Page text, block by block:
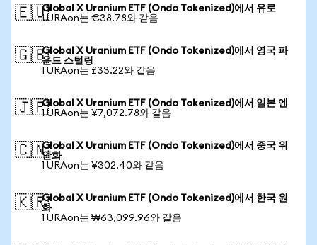
🇪🇺Global X Uranium ETF (Ondo Tokenized)에서 유로
1 URAon는 €38.78와 같음
🇬🇧Global X Uranium ETF (Ondo Tokenized)에서 영국 파
운드 스털링
1 URAon는 £33.22와 같음
🇯🇵Global X Uranium ETF (Ondo Tokenized)에서 일본 엔
1 URAon는 ¥7,072.78와 같음
🇨🇳Global X Uranium ETF (Ondo Tokenized)에서 중국 위
안화
1 URAon는 ¥302.40와 같음
🇰🇷Global X Uranium ETF (Ondo Tokenized)에서 한국 원
화
1 URAon는 ₩63,099.96와 같음